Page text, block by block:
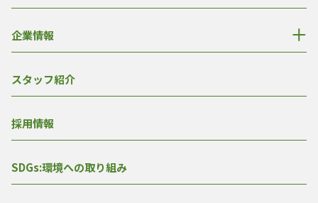
企業情報
スタッフ紹介
採用情報
SDGs:環境への取り組み